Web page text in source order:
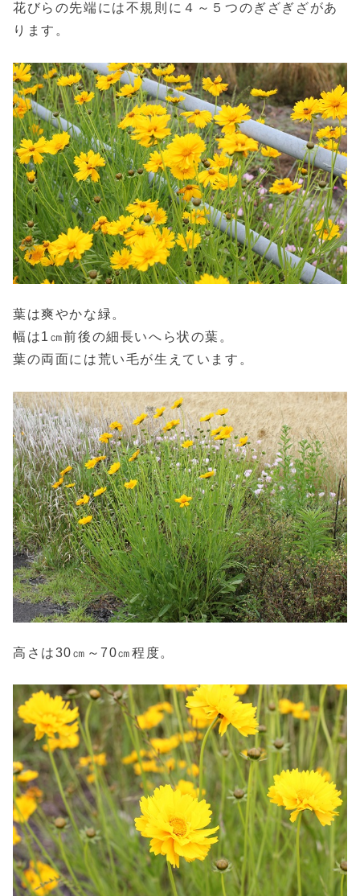
花びらの先端には不規則に４～５つのぎざぎざがあ
ります。
葉は爽やかな緑。
幅は1㎝前後の細長いへら状の葉。
葉の両面には荒い毛が生えています。
高さは30㎝～70㎝程度。